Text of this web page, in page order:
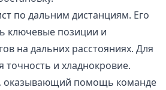
по дальним дистанциям. Его
ключевые позиции и
на дальних расстояниях. Для
точность и хладнокровие.
оказывающий помощь команде